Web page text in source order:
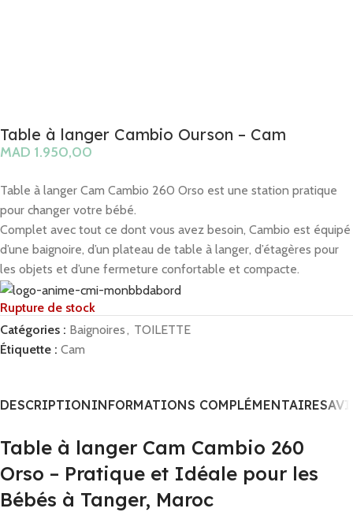
Table à langer Cambio Ourson – Cam
MAD
Table à langer Cam Cambio 260 Orso est une station pratique
pour changer votre bébé.
Complet avec tout ce dont vous avez besoin, Cambio est équipé
d’une baignoire, d’un plateau de table à langer, d’étagères pour
les objets et d’une fermeture confortable et compacte.
Rupture de stock
Catégories : Baignoires , TOILETTE
Étiquette : Cam
DESCRIPTIONINFORMATIONS COMPLÉMENTAIRES
Table à langer Cam Cambio 260
Orso – Pratique et Idéale pour les
Bébés à Tanger, Maroc